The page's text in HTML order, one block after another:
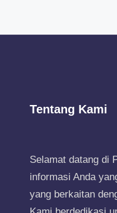
Tentang Kami
Selamat datang di
informasi Anda
yang berkaitan